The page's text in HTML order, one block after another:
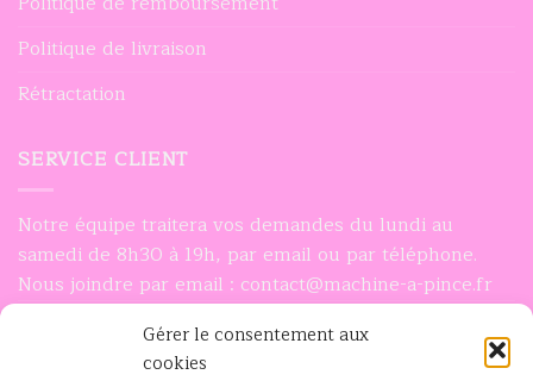
Gérer le consentement aux
cookies
Politique de livraison
Rétractation
SERVICE CLIENT
Notre équipe traitera vos demandes du lundi au
samedi de 8h30 à 19h, par email ou par téléphone.
Nous joindre par email : contact@machine-a-pince.fr
INFORMATIONS